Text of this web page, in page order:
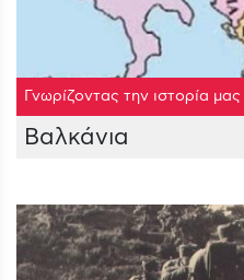
Γνωρίζοντας την ιστορία μας
Βαλκάνια